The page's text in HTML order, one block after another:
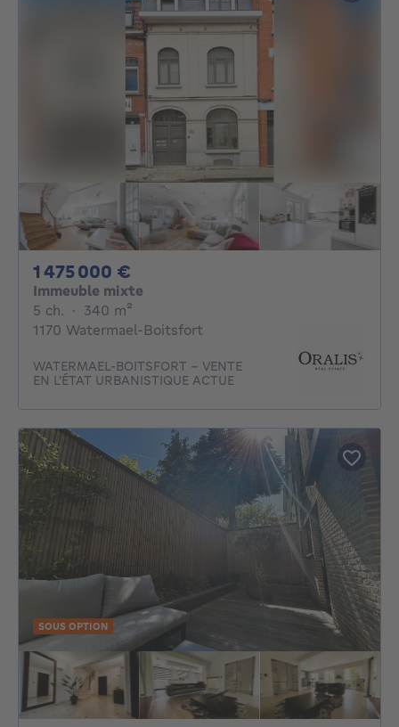
1 475 000 €
Immeuble mixte
5 ch. 5 chambres
· 340 m²
1170 Watermael-Boitsfort
WATERMAEL-BOITSFORT - VENTE
EN L’ÉTAT URBANISTIQUE ACTUE
SOUS OPTION